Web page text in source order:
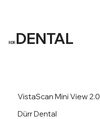
RDR DENTAL
VistaScan Mini View 2.0
Dürr Dental